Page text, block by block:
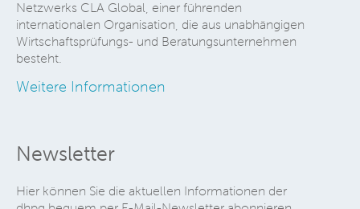
Netzwerks CLA Global, einer führenden
internationalen Organisation, die aus unabhängigen
Wirtschaftsprüfungs- und Beratungsunternehmen
besteht.
Weitere Informationen
Newsletter
Hier können Sie die aktuellen Informationen der